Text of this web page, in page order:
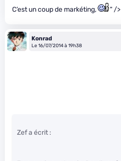
C’est un coup de markéting, " />
Konrad
Le 16/07/2014 à 19h38
Zef a écrit :